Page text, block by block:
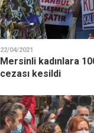
22/04/2021
Mersinli kadınlara
cezası kesildi